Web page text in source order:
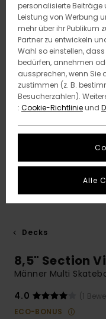
Decks
8,5" Section
Männer Multi
4.0
(1
ECO-BONUS
personalisierte Beiträge
Leistung von Werbung
mehr über ihr Publikum
Partner zu entwickeln
Wahl so einstellen,
bedürfen, annehmen
aussprechen, wenn Sie
zustimmen (z. B.
Besucherzahlen).
: Cookie-Richtlinieund
Alle